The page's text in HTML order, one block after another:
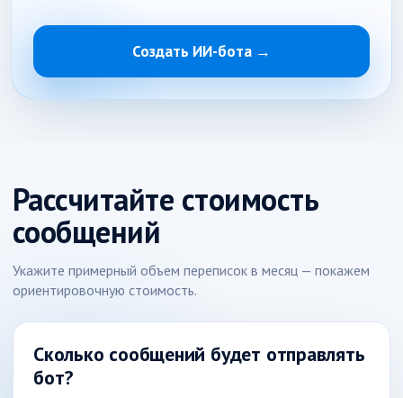
Создать ИИ-бота →
Рассчитайте стоимость
сообщений
Укажите примерный объем переписок в месяц — покажем
ориентировочную стоимость.
Сколько сообщений будет отправлять
бот?